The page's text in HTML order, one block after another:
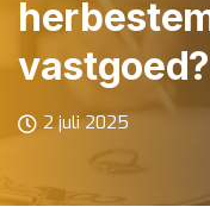
vastgoed?
2 juli 2025